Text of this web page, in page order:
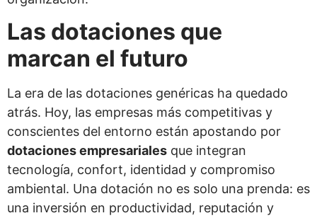
Las dotaciones que
marcan el futuro
La era de las dotaciones genéricas ha quedado
atrás. Hoy, las empresas más competitivas y
conscientes del entorno están apostando por
dotaciones empresariales que integran
tecnología, confort, identidad y compromiso
ambiental. Una dotación no es solo una prenda: es
una inversión en productividad, reputación y